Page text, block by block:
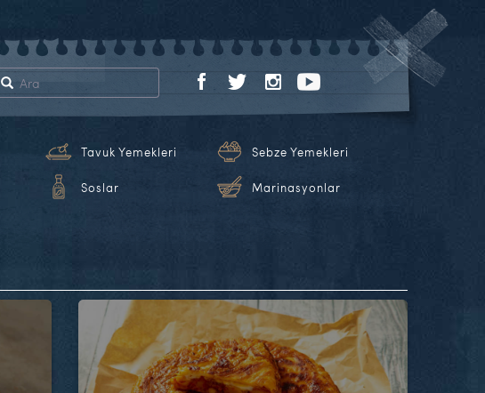
Tavuk Yemekleri Sebze Yemekleri
Soslar Marinasyonlar